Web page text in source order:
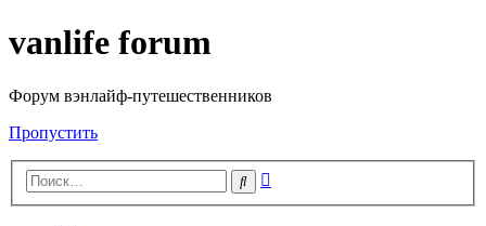
vanlife forum
Форум вэнлайф-путешественников
Пропустить
Поиск